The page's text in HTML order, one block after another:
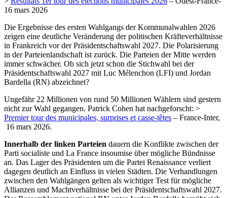
16 mars 2026
Die Ergebnisse des ersten Wahlgangs der Kommunalwahlen 2026
zeigen eine deutliche Veränderung der politischen Kräfteverhältnisse
in Frankreich vor der Präsidentschaftswahl 2027. Die Polarisierung
in der Parteienlandschaft ist zurück. Die Parteien der Mitte werden
immer schwächer. Ob sich jetzt schon die Stichwahl bei der
Präsidentschaftswahl 2027 mit Luc Mélenchon (LFI) und Jordan
Bardella (RN) abzeichnet?
Ungefähr 22 Millionen von rund 50 Millionen Wählern sind gestern
nicht zur Wahl gegangen. Patrick Cohen hat nachgeforscht: >
Premier tour des municipales, surprises et casse-têtes – France-Inter,
16 mars 2026.
Innerhalb der linken Parteien dauern die Konflikte zwischen der
Parti socialiste und La France insoumise über mögliche Bündnisse
an. Das Lager des Präsidenten um die Partei Renaissance verliert
dagegen deutlich an Einfluss in vielen Städten. Die Verhandlungen
zwischen den Wahlgängen gelten als wichtiger Test für mögliche
Allianzen und Machtverhältnisse bei der Präsidentschaftswahl 2027.